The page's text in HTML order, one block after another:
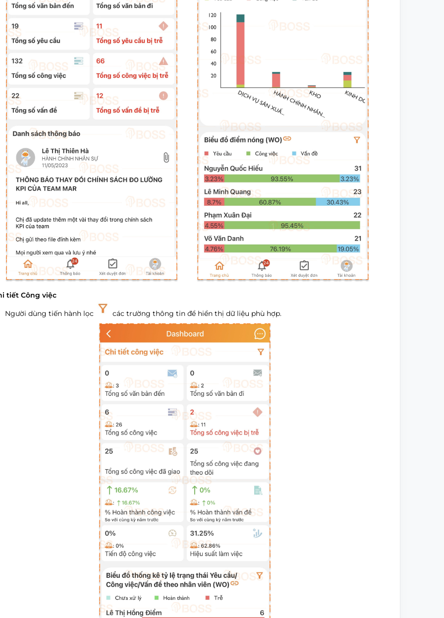
tiết Công việc
Người dùng tiến hành lọc các trường thông tin để hiển thị dữ liệu phù hợp.